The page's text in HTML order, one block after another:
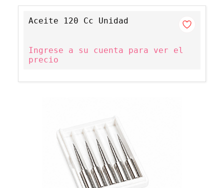
Aceite 120 Cc Unidad
Ingrese a su cuenta para ver el
precio